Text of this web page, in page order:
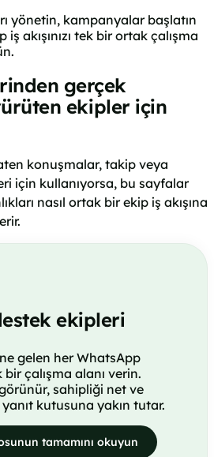
yönetin, kampanyalar başlatın
akışınızı tek bir ortak çalışma
gerçek
ekipler için
konuşmalar, takip veya
için kullanıyorsa, bu sayfalar
nasıl ortak bir ekip iş akışına
ekipleri
gelen her WhatsApp
çalışma alanı verin.
sahipliği net ve
kutusuna yakın tutar.
tamamını okuyun